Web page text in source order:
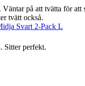
på att tvätta för att
tvätt också.
Svart 2-Pack L
Sitter perfekt.